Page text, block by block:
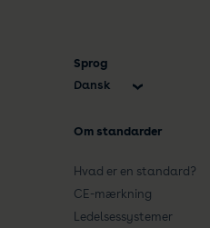
Sprog
Dansk
Om standarder
Hvad er en standard?
CE-mærkning
Ledelsessystemer